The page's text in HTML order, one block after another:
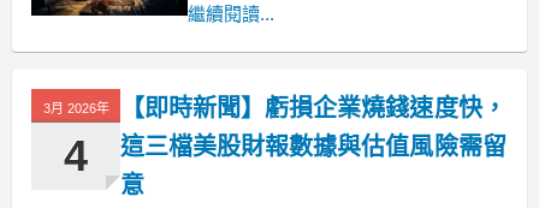
技術進步的企業受惠於市場需求提升，
1.1%，而標普500指數同期則下跌
2.8%。儘管整體表現相對抗跌，投資人
在此領域仍應謹慎行事。醫療
繼續閱讀...
3月 2026年
4
【即時新聞】虧損企業燒錢速度快，
這三檔美股財報數據與估值風險需留
意